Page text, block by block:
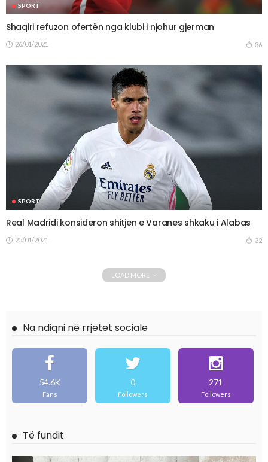
SPORT
Shaqiri refuzon ofertën nga klubi i njohur gjerman
26/01/2021 36
SPORT
Real Madridi konsideron shitjen e Varanes shkaku i Alabas
25/01/2021 32
LOAD MORE
Na ndiqni në rrjetet sociale
54.6K
Fans
0
Followers
271
Followers
Të fundit